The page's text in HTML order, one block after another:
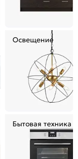
Освещение
Бытовая техника